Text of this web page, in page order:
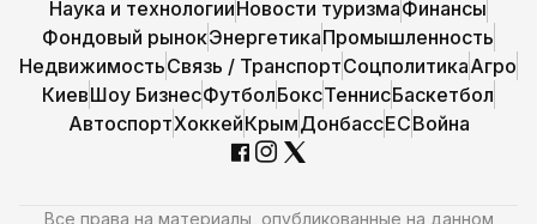
Наука и технологииНовости туризмаФинансы
Фондовый рынокЭнергетикаПромышленность
НедвижимостьСвязь / ТранспортСоцполитикаАгро
КиевШоу БизнесФутболБоксТеннисБаскетбол
АвтоспортХоккейКрымДонбассЕСВойна
Все права на материалы, опубликованные на данном